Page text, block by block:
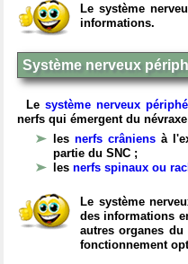
Le système
informations.
Système nerveux
Le système nerveux
nerfs qui émergent du
les nerfs crâniens à
partie du SNC ;
les nerfs spinaux ou
Le système
des informations
autres organes
fonctionnement